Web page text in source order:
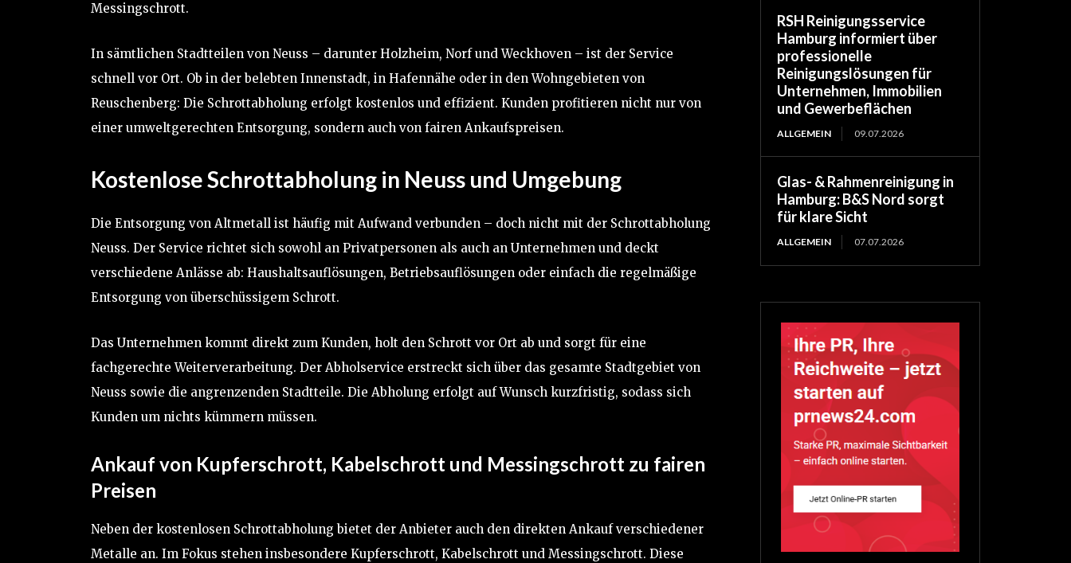
Messingschrott.
In sämtlichen Stadtteilen von Neuss – darunter Holzheim, Norf und Weckhoven – ist der Service
schnell vor Ort. Ob in der belebten Innenstadt, in Hafennähe oder in den Wohngebieten von
Reuschenberg: Die Schrottabholung erfolgt kostenlos und effizient. Kunden profitieren nicht nur von
einer umweltgerechten Entsorgung, sondern auch von fairen Ankaufspreisen.
Kostenlose Schrottabholung in Neuss und Umgebung
Die Entsorgung von Altmetall ist häufig mit Aufwand verbunden – doch nicht mit der Schrottabholung
Neuss. Der Service richtet sich sowohl an Privatpersonen als auch an Unternehmen und deckt
verschiedene Anlässe ab: Haushaltsauflösungen, Betriebsauflösungen oder einfach die regelmäßige
Entsorgung von überschüssigem Schrott.
Das Unternehmen kommt direkt zum Kunden, holt den Schrott vor Ort ab und sorgt für eine
fachgerechte Weiterverarbeitung. Der Abholservice erstreckt sich über das gesamte Stadtgebiet von
Neuss sowie die angrenzenden Stadtteile. Die Abholung erfolgt auf Wunsch kurzfristig, sodass sich
Kunden um nichts kümmern müssen.
Ankauf von Kupferschrott, Kabelschrott und Messingschrott zu fairen
Preisen
Neben der kostenlosen Schrottabholung bietet der Anbieter auch den direkten Ankauf verschiedener
Metalle an. Im Fokus stehen insbesondere Kupferschrott, Kabelschrott und Messingschrott. Diese
RSH Reinigungsservice
Hamburg informiert über
professionelle
Reinigungslösungen für
Unternehmen, Immobilien
und Gewerbeflächen
ALLGEMEIN 09.07.2026
Glas- & Rahmenreinigung in
Hamburg: B&S Nord sorgt
für klare Sicht
ALLGEMEIN 07.07.2026